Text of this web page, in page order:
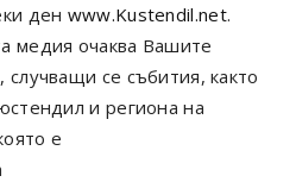
ден www.Kustendil.net.
медия очаква Вашите
случващи се събития, както
и региона на
е